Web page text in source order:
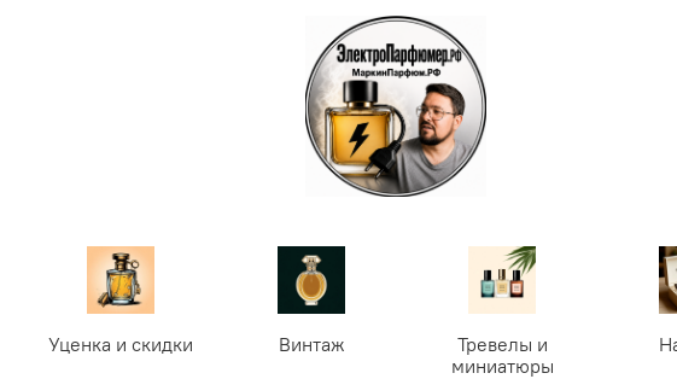
Уценка и скидки Винтаж
Тревелы и
миниатюры